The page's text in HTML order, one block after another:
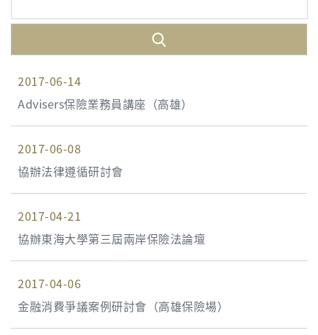
2017-06-14
Advisers保險業務員講座（高雄）
2017-06-08
協辦法律遵循研討會
2017-04-21
協辦東海大學第三屆兩岸保險法論壇
2017-04-06
金融消費爭議案例研討會（高雄保險場）